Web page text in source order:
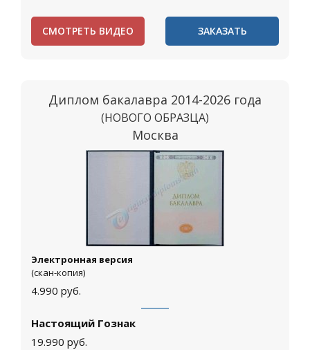
СМОТРЕТЬ ВИДЕО ЗАКАЗАТЬ
Диплом бакалавра 2014-2026 года
(НОВОГО ОБРАЗЦА)
Москва
Электронная версия
(скан-копия)
4.990 руб.
Настоящий Гознак
19.990 руб.